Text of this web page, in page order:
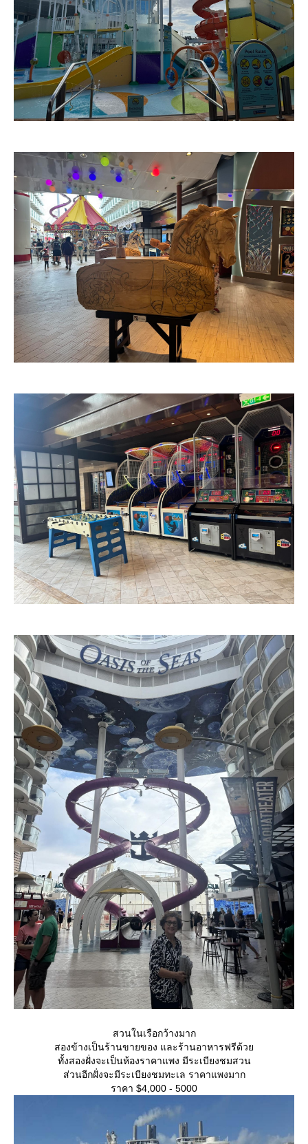
สวนในเรือกว้างมาก
สองข้างเป็นร้านขายของ และร้านอาหารฟรีด้ว
ทั้งสองฝั่งจะเป็นห้องราคาแพง มีระเบียงชมสวน
ส่วนอีกฝั่งจะมีระเบียงชมทะเล ราคาแพงมาก
ราคา $4,000 - 5000